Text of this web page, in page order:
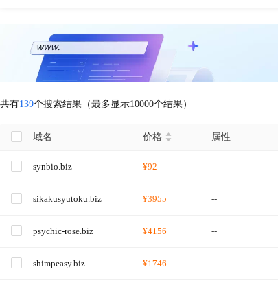
共有139个搜索结果（最多显示10000个结果）
域名 价格 属性
synbio.biz ¥92 --
sikakusyutoku.biz ¥3955 --
psychic-rose.biz ¥4156 --
shimpeasy.biz ¥1746 --